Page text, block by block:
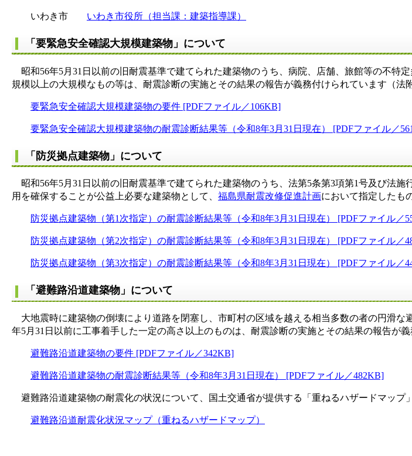
いわき市 いわき市役所（担当課：建築指導課）
「要緊急安全確認大規模建築物」について
昭和56年5月31日以前の旧耐震基準で建てられた建築物のうち、病院、店舗、旅館等の不特
規模以上の大規模なもの等は、耐震診断の実施とその結果の報告が義務付けられています（法
要緊急安全確認大規模建築物の要件 [PDFファイル／106KB]
要緊急安全確認大規模建築物の耐震診断結果等（令和8年3月31日現在） [PDFファイル／
「防災拠点建築物」について
昭和56年5月31日以前の旧耐震基準で建てられた建築物のうち、法第5条第3項第1号及び法
用を確保することが公益上必要な建築物として、 福島県耐震改修促進計画において指定したも
防災拠点建築物（第1次指定）の耐震診断結果等（令和8年3月31日現在） [PDFファイル／
防災拠点建築物（第2次指定）の耐震診断結果等（令和8年3月31日現在） [PDFファイル／
防災拠点建築物（第3次指定）の耐震診断結果等（令和8年3月31日現在） [PDFファイル／
「避難路沿道建築物」について
大地震時に建築物の倒壊により道路を閉塞し、市町村の区域を越える相当多数の者の円滑
年5月31日以前に工事着手した一定の高さ以上のものは、耐震診断の実施とその結果の報告が
避難路沿道建築物の要件 [PDFファイル／342KB]
避難路沿道建築物の耐震診断結果等（令和8年3月31日現在） [PDFファイル／482KB]
避難路沿道建築物の耐震化の状況について、国土交通省が提供する「重ねるハザードマップ
避難路沿道耐震化状況マップ（重ねるハザードマップ）